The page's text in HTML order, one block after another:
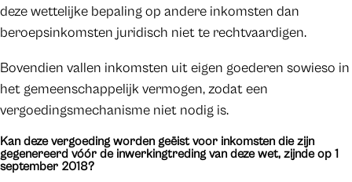
deze wettelijke bepaling op andere inkomsten dan
beroepsinkomsten juridisch niet te rechtvaardigen.
Bovendien vallen inkomsten uit eigen goederen sowieso in
het gemeenschappelijk vermogen, zodat een
vergoedingsmechanisme niet nodig is.
Kan deze vergoeding worden geëist voor inkomsten die zijn
gegenereerd vóór de inwerkingtreding van deze wet, zijnde op 1
september 2018?